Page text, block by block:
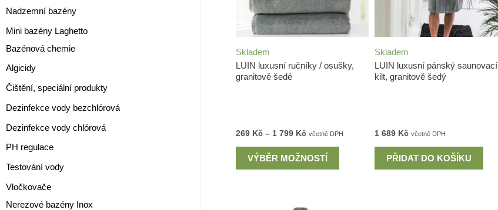
Nadzemní bazény
Mini bazény Laghetto
Bazénová chemie
Algicidy
Čištění, speciální produkty
Dezinfekce vody bezchlórová
Dezinfekce vody chlórová
PH regulace
Testování vody
Vločkovače
Nerezové bazény Inox
Skladem
LUIN luxusní ručníky / osušky,
granitově šedé
269 Kč – 1 799 Kč včetně DPH
VÝBĚR MOŽNOSTÍ
Skladem
LUIN luxusní pánský saunovací
kilt, granitově šedý
1 689 Kč včetně DPH
PŘIDAT DO KOŠÍKU